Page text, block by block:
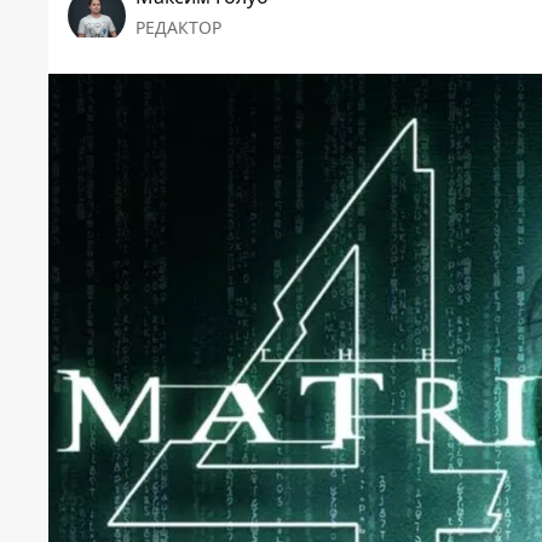
РЕДАКТОР